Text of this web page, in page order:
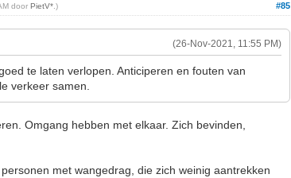
#85
doorPietV* .)
(26-Nov-2021, 11:55 PM)
te laten verlopen. Anticiperen en fouten van
verkeer samen.
Omgang hebben met elkaar. Zich bevinden,
met wangedrag, die zich weinig aantrekken